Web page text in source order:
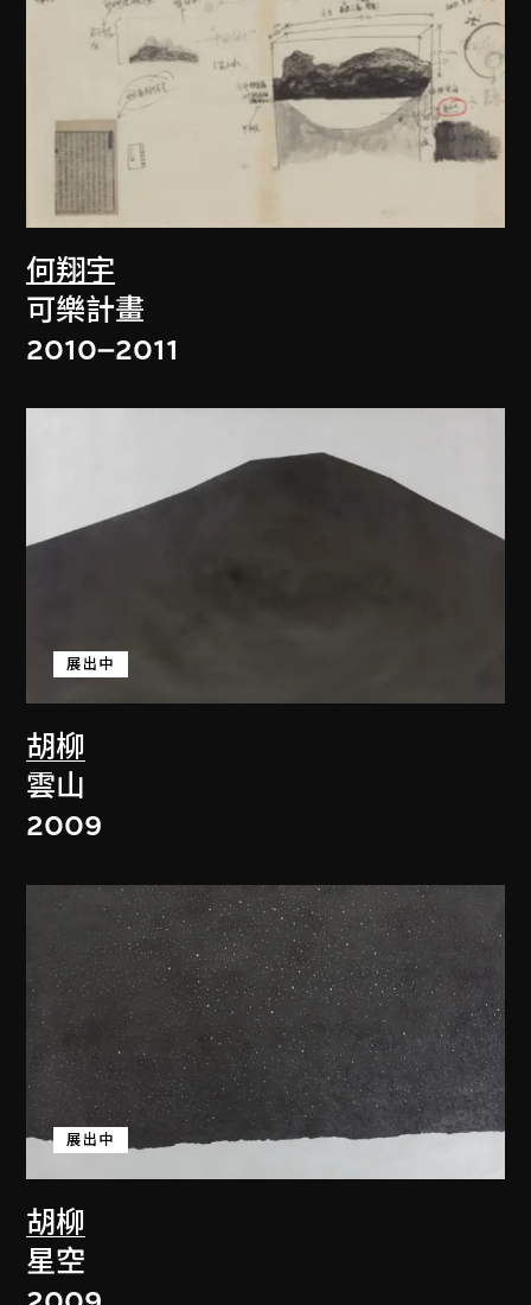
何翔宇
可樂計畫
2010–2011
胡柳
展出中
雲山
2009
胡柳
展出中
星空